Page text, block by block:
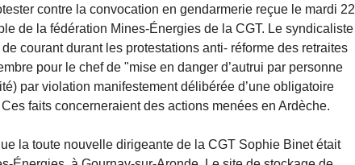
contre la convocation en gendarmerie reçue le mardi 22
de la fédération Mines-Énergies de la CGT. Le syndicaliste
courant durant les protestations anti- réforme des retraites
pour le chef de "mise en danger d’autrui par personne
par violation manifestement délibérée d’une obligatoire
faits concerneraient des actions menées en Ardèche.
la toute nouvelle dirigeante de la CGT Sophie Binet était